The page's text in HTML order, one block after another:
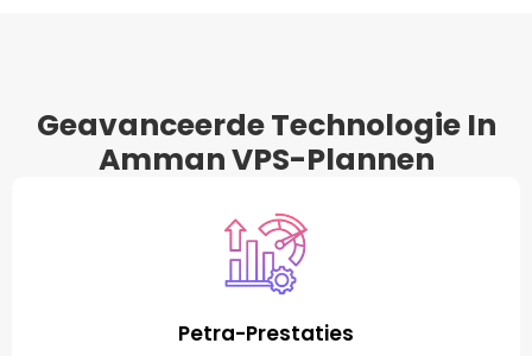
Geavanceerde Technologie In
Amman VPS-Plannen
Petra-Prestaties